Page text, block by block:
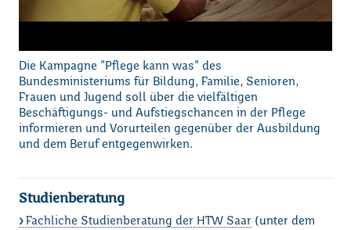
Die Kampagne "Pflege kann was" des
Bundesministeriums für Bildung, Familie, Senioren,
Frauen und Jugend soll über die vielfältigen
Beschäftigungs- und Aufstiegschancen in der Pflege
informieren und Vorurteilen gegenüber der Ausbildung
und dem Beruf entgegenwirken.
Studienberatung
Fachliche Studienberatung der HTW Saar (unter dem
Loading...